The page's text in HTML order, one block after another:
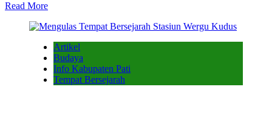
Read More
Artikel
Budaya
Info Kabupaten Pati
Tempat Bersejarah